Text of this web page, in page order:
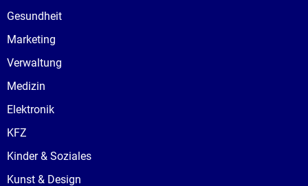
Gesundheit
Marketing
Verwaltung
Medizin
Elektronik
KFZ
Kinder & Soziales
Kunst & Design